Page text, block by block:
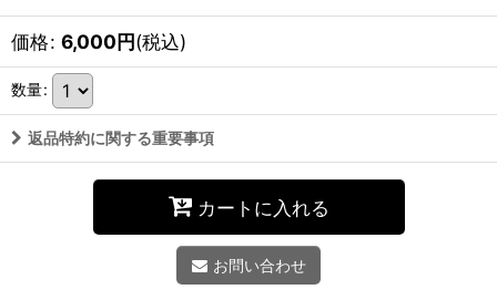
価格: 6,000円(税込)
数量:
返品特約に関する重要事項
カートに入れる
お問い合わせ